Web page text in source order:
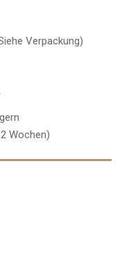
Verpackung)
Wochen)